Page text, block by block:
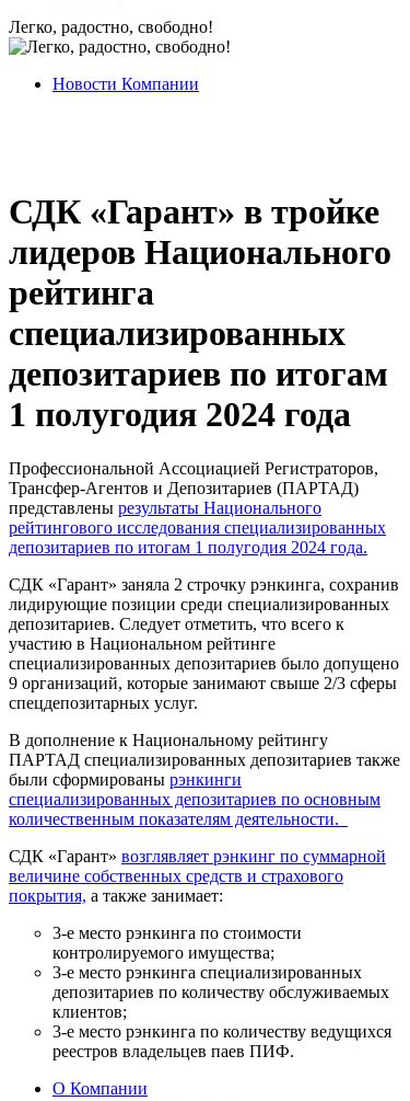
Легко, радостно, свободно!
Новости Компании
СДК «Гарант» в тройке
лидеров Национального
рейтинга
специализированных
депозитариев по итогам
1 полугодия 2024 года
Профессиональной Ассоциацией Регистраторов,
Трансфер-Агентов и Депозитариев (ПАРТАД)
представлены результаты Национального
рейтингового исследования специализированных
депозитариев по итогам 1 полугодия 2024 года.
СДК «Гарант» заняла 2 строчку рэнкинга, сохранив
лидирующие позиции среди специализированных
депозитариев. Следует отметить, что всего к
участию в Национальном рейтинге
специализированных депозитариев было допущено
9 организаций, которые занимают свыше 2/3 сферы
спецдепозитарных услуг.
В дополнение к Национальному рейтингу
ПАРТАД специализированных депозитариев также
были сформированы рэнкинги
специализированных депозитариев по основным
количественным показателям деятельности.
СДК «Гарант» возглявляет рэнкинг по суммарной
величине собственных средств и страхового
покрытия, а также занимает:
3-е место рэнкинга по стоимости
контролируемого имущества;
3-е место рэнкинга специализированных
депозитариев по количеству обслуживаемых
клиентов;
3-е место рэнкинга по количеству ведущихся
реестров владельцев паев ПИФ.
О Компании